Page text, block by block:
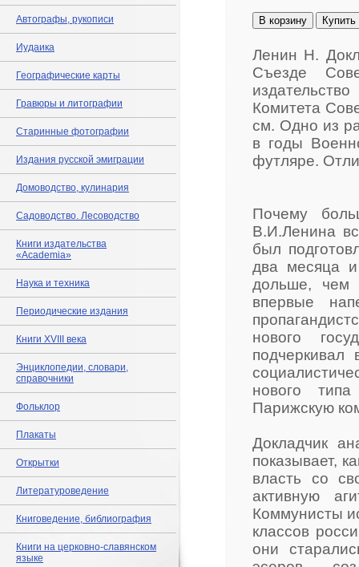
Автографы, рукописи
Иудаика
Географические карты
Гравюры и литографии
Старинные фотографии
Издания русской эмиграции
Домоводство, кулинария
Садоводство. Лесоводство
Книги издательства
«Academia»
Наука и техника
Периодические издания
Книги XVIII века
Энциклопедии, словари,
справочники
Фольклор
Плакаты
Открытки
Литературоведение
Книговедение, библиография
Книги на церковно-славянском
языке
В корзину Купить
Ленин Н.
Съезде
Комитета
см. Одно из
в годы
футляре.
Почему
В.И.Ленина
был
два месяца
дольше, чем
впервые
нового
нового
Парижскую
Докладчик
показывает,
власть со
активную
Коммунисты
классов
они